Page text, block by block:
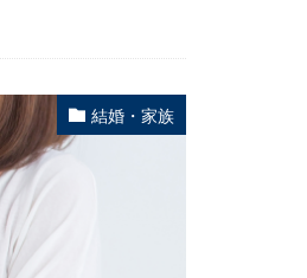
結婚・家族